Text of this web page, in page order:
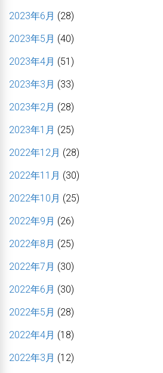
2023年6月 (28)
2023年5月 (40)
2023年4月 (51)
2023年3月 (33)
2023年2月 (28)
2023年1月 (25)
2022年12月 (28)
2022年11月 (30)
2022年10月 (25)
2022年9月 (26)
2022年8月 (25)
2022年7月 (30)
2022年6月 (30)
2022年5月 (28)
2022年4月 (18)
2022年3月 (12)